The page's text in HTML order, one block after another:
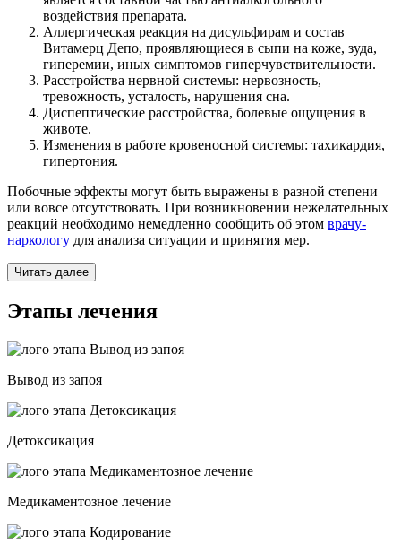
воздействия препарата.
Аллергическая реакция на дисульфирам и состав
Витамерц Депо, проявляющиеся в сыпи на коже, зуда,
гиперемии, иных симптомов гиперчувствительности.
Расстройства нервной системы: нервозность,
тревожность, усталость, нарушения сна.
Диспептические расстройства, болевые ощущения в
животе.
Изменения в работе кровеносной системы: тахикардия,
гипертония.
Побочные эффекты могут быть выражены в разной степени
или вовсе отсутствовать. При возникновении нежелательных
реакций необходимо немедленно сообщить об этом врачу-
наркологу для анализа ситуации и принятия мер.
Читать далее
Этапы лечения
Вывод из запоя
Детоксикация
Медикаментозное лечение